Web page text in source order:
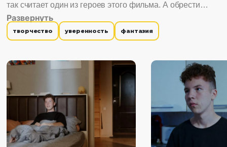
так считает один из героев этого фильма. А обрести
уверенность ему помогает тот самый визитëр, в честь
которого названа лента. В основе сценария лежит идея
юношеского конкурса «История, достойная фильма».
Развернуть
творчество уверенность фантазия